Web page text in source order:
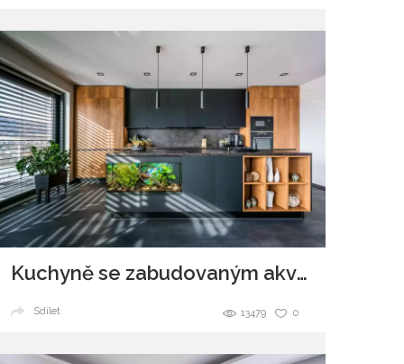
Kuchyně se zabudovaným akváriem v ostrůvku
0
13479
Sdílet